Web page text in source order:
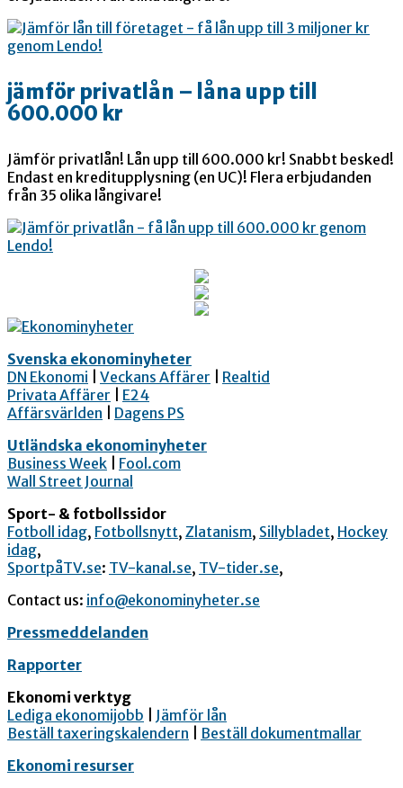
jämför privatlån – låna upp till
600.000 kr
Jämför privatlån! Lån upp till 600.000 kr! Snabbt besked!
Endast en kreditupplysning (en UC)! Flera erbjudanden
från 35 olika långivare!
Svenska ekonominyheter
DN Ekonomi
Veckans Affärer
Realtid
Privata Affärer
E24
Affärsvärlden
Dagens PS
Utländska ekonominyheter
Business Week
Fool.com
Wall Street Journal
Sport- & fotbollssidor
Fotboll idag, Fotbollsnytt, Zlatanism, Sillybladet, Hockey
idag,
SportpåTV.se: TV-kanal.se, TV-tider.se,
Contact us: info@ekonominyheter.se
Pressmeddelanden
Rapporter
Ekonomi verktyg
Lediga ekonomijobb
Jämför lån
Beställ taxeringskalendern
Beställ dokumentmallar
Ekonomi resurser